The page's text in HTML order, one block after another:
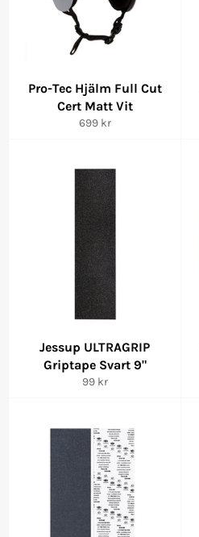
Pro-Tec Hjälm Full Cut
Cert Matt Vit
Ordinarie
699 kr
Jessup ULTRAGRIP
Griptape Svart 9"
Ordinarie
99 kr